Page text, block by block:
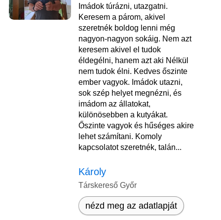
Imádok túrázni, utazgatni.
Keresem a párom, akivel
szeretnék boldog lenni még
nagyon-nagyon sokáig. Nem azt
keresem akivel el tudok
éldegélni, hanem azt aki Nélkül
nem tudok élni. Kedves őszinte
ember vagyok. Imádok utazni,
sok szép helyet megnézni, és
imádom az állatokat,
különösebben a kutyákat.
Őszinte vagyok és hűséges akire
lehet számítani. Komoly
kapcsolatot szeretnék, talán...
Károly
Társkereső Győr
nézd meg az adatlapját